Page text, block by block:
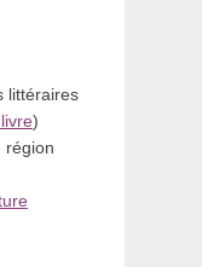
littéraires
)
région